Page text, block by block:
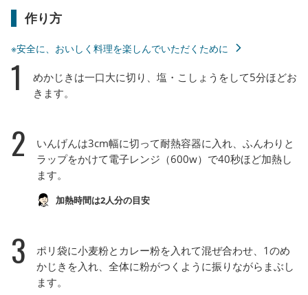
作り方
※安全に、おいしく料理を楽しんでいただくために
1
めかじきは一口大に切り、塩・こしょうをして5分ほどお
きます。
2
いんげんは3cm幅に切って耐熱容器に入れ、ふんわりと
ラップをかけて電子レンジ（600w）で40秒ほど加熱し
ます。
加熱時間は2人分の目安
3
ポリ袋に小麦粉とカレー粉を入れて混ぜ合わせ、1のめ
かじきを入れ、全体に粉がつくように振りながらまぶし
ます。